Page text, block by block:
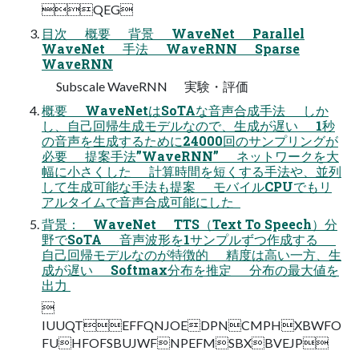
QEG
目次 概要 背景 WaveNet Parallel
WaveNet 手法 WaveRNN Sparse
WaveRNN
Subscale WaveRNN 実験・評価  
概要 WaveNetはSoTAな音声合成手法 しか
し、自己回帰生成モデルなので、生成が遅い 1秒
の音声を生成するために24000回のサンプリングが
必要 提案手法”WaveRNN” ネットワークを大
幅に小さくした 計算時間を短くする手法や、並列
して生成可能な手法も提案 モバイルCPUでもリ
アルタイムで音声合成可能にした  
背景： WaveNet TTS（Text To Speech）分
野でSoTA 音声波形を1サンプルずつ作成する
自己回帰モデルなのが特徴的 精度は高い一方、生
成が遅い Softmax分布を推定 分布の最大値を
出力 

IUUQTEFFQNJOEDPNCMPHXBWFO
FUHFOFSBUJWFNPEFMSBXBVEJP